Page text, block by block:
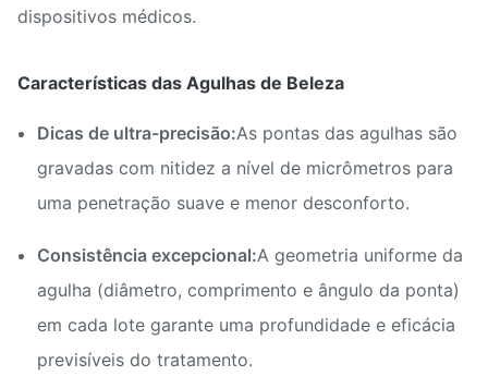
dispositivos médicos.
Características das Agulhas de Beleza
Dicas de ultra-precisão:As pontas das agulhas são
gravadas com nitidez a nível de micrômetros para
uma penetração suave e menor desconforto.
Consistência excepcional:A geometria uniforme da
agulha (diâmetro, comprimento e ângulo da ponta)
em cada lote garante uma profundidade e eficácia
previsíveis do tratamento.